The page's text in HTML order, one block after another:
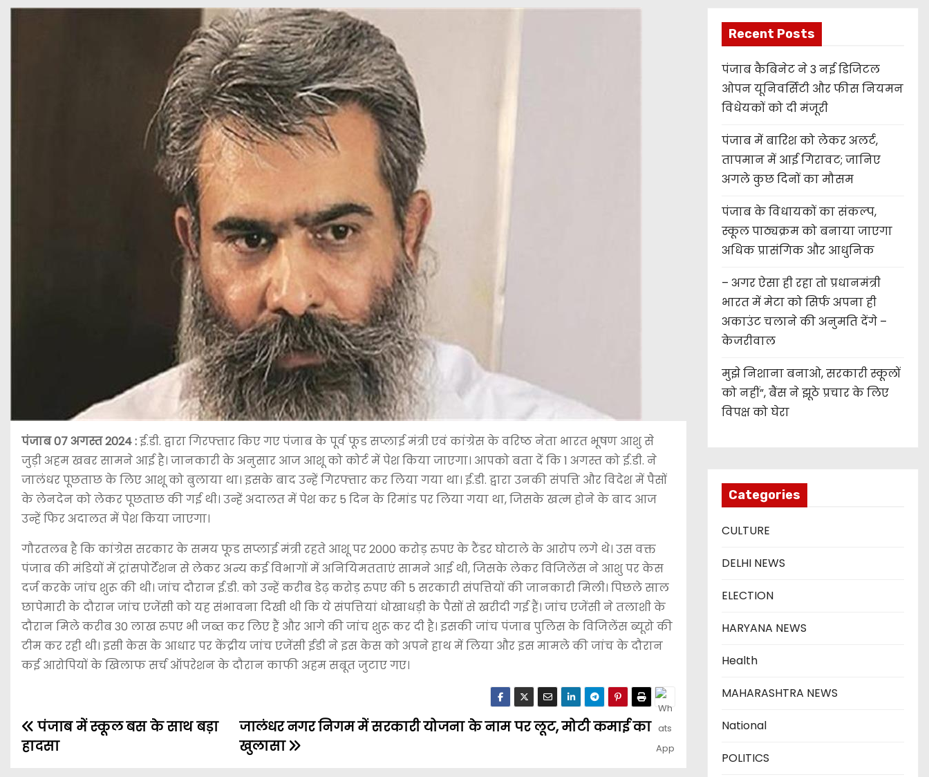
पंजाब 07 अगस्त 2024 :ई.डी. द्वारा गिरफ्तार किए गए पंजाब के पूर्व फूड सप्लाई मंत्री एवं कांग्रेस के वरिष्ठ नेता भारत भूषण आशु से
जुड़ी अहम खबर सामने आई है। जानकारी के अनुसार आज आशू को कोर्ट में पेश किया जाएगा। आपको बता दें कि 1 अगस्त को ई.डी. ने
जालंधर पूछताछ के लिए आशू को बुलाया था। इसके बाद उन्हें गिरफ्तार कर लिया गया था। ई.डी. द्वारा उनकी संपत्ति और विदेश में पैसों
के लेनदेन को लेकर पूछताछ की गई थी। उन्हें अदालत में पेश कर 5 दिन के रिमांड पर लिया गया था, जिसके खत्म होने के बाद आज
उन्हें फिर अदालत में पेश किया जाएगा।
गौरतलब है कि कांग्रेस सरकार के समय फूड सप्लाई मंत्री रहते आशू पर 2000 करोड़ रुपए के टैंडर घोटाले के आरोप लगे थे। उस वक्त
पंजाब की मंडियों में ट्रांसपोर्टेशन से लेकर अन्य कई विभागों में अनियिमतताएं सामने आई थी, जिसके लेकर विजिलेंस ने आशु पर केस
दर्ज करके जांच शुरू की थी। जांच दौरान ई.डी. को उन्हें करीब डेढ़ करोड़ रुपए की 5 सरकारी संपत्तियों की जानकारी मिली। पिछले साल
छापेमारी के दौरान जांच एजेंसी को यह संभावना दिखी थी कि ये संपत्तियां धोखाधड़ी के पैसों से खरीदी गई हैं। जांच एजेंसी ने तलाशी के
दौरान मिले करीब 30 लाख रुपए भी जब्त कर लिए हैं और आगे की जांच शुरू कर दी है। इसकी जांच पंजाब पुलिस के विजिलेंस ब्यूरो की
टीम कर रही थी। इसी केस के आधार पर केंद्रीय जांच एजेंसी ईडी ने इस केस को अपने हाथ में लिया और इस मामले की जांच के दौरान
कई आरोपियों के खिलाफ सर्च ऑपरेशन के दौरान काफी अहम सबूत जुटाए गए।
जालंधर नगर निगम में सरकारी योजना के नाम पर लूट, मोटी कमाई का
खुलासा
पंजाब में स्कूल बस के साथ बड़ा
हादसा
Recent Posts
पंजाब कैबिनेट ने 3 नई डिजिटल
ओपन यूनिवर्सिटी और फीस नियमन
विधेयकों को दी मंजूरी
पंजाब में बारिश को लेकर अलर्ट,
तापमान में आई गिरावट; जानिए
अगले कुछ दिनों का मौसम
पंजाब के विधायकों का संकल्प,
स्कूल पाठ्यक्रम को बनाया जाएगा
अधिक प्रासंगिक और आधुनिक
– अगर ऐसा ही रहा तो प्रधानमंत्री
भारत में मेटा को सिर्फ अपना ही
अकाउंट चलाने की अनुमति देंगे –
केजरीवाल
मुझे निशाना बनाओ, सरकारी स्कूलों
को नहीं”, बैंस ने झूठे प्रचार के लिए
विपक्ष को घेरा
Categories
CULTURE
DELHI NEWS
ELECTION
HARYANA NEWS
Health
MAHARASHTRA NEWS
National
POLITICS